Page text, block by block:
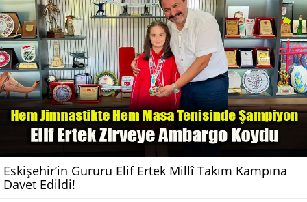
Eskişehir’in Gururu Elif Ertek Millî Takım Kampına
Davet Edildi!